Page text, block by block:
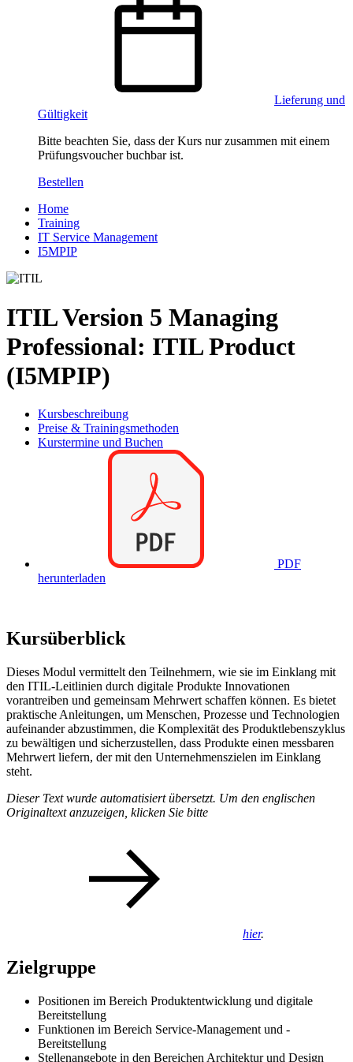
Lieferung und
Gültigkeit
Bitte beachten Sie, dass der Kurs nur zusammen mit einem
Prüfungsvoucher buchbar ist.
Bestellen
Home
Training
IT Service Management
I5MPIP
ITIL Version 5 Managing
Professional: ITIL Product
(I5MPIP)
Kursbeschreibung
Preise & Trainingsmethoden
Kurstermine und Buchen
PDF
herunterladen
Kursüberblick
Dieses Modul vermittelt den Teilnehmern, wie sie im Einklang mit
den ITIL-Leitlinien durch digitale Produkte Innovationen
vorantreiben und gemeinsam Mehrwert schaffen können. Es bietet
praktische Anleitungen, um Menschen, Prozesse und Technologien
aufeinander abzustimmen, die Komplexität des Produktlebenszyklus
zu bewältigen und sicherzustellen, dass Produkte einen messbaren
Mehrwert liefern, der mit den Unternehmenszielen im Einklang
steht.
Dieser Text wurde automatisiert übersetzt. Um den englischen
Originaltext anzuzeigen, klicken Sie bitte
hier.
Zielgruppe
Positionen im Bereich Produktentwicklung und digitale
Bereitstellung
Funktionen im Bereich Service-Management und -
Bereitstellung
Stellenangebote in den Bereichen Architektur und Design